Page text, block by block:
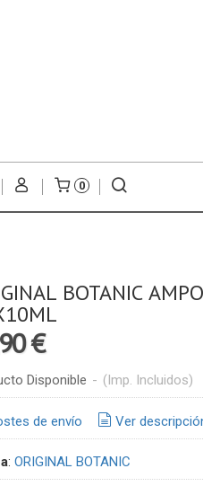
0
BOTANIC
€
Disponible - (Imp. Incluidos)
de envío Ver
: ORIGINAL BOTANIC